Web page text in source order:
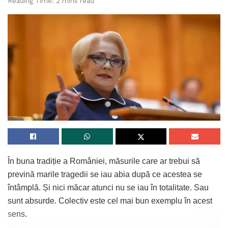
În buna tradiție a României, măsurile care ar trebui să
prevină marile tragedii se iau abia după ce acestea se
întâmplă. Și nici măcar atunci nu se iau în totalitate. Sau
sunt absurde. Colectiv este cel mai bun exemplu în acest
sens.